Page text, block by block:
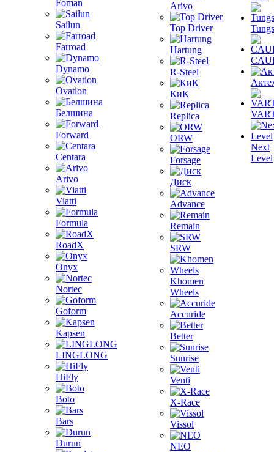
Foman
Sailun
Farroad
Dynamo
Ovation
Белшина
Forward
Centara
Arivo
Viatti
Formula
RoadX
Onyx
Nortec
Goform
Kapsen
LINGLONG
HiFly
Boto
Bars
Durun
Arivo
Top Driver
Hartung
R-Steel
КиК
Replica
ORW
Forsage
Диск
Advance
Remain
SRW
Khomen
Wheels
Accuride
Better
Sunrise
Venti
X-Race
Vissol
NEO
Next
Level